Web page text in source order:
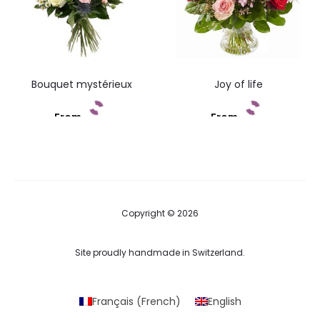
Bouquet mystérieux
From
Joy of life
From
Copyright © 2026
Site proudly handmade in Switzerland.
Français (French) English